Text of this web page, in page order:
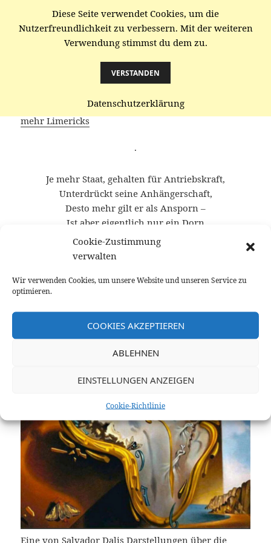
Cookie-Zustimmung
verwalten
Wir verwenden Cookies, um unsere Website und unseren Service zu
optimieren.
COOKIES AKZEPTIEREN
ABLEHNEN
EINSTELLUNGEN ANZEIGEN
Cookie-Richtlinie
gaenze.de
Entbehrliches
mehr Limericks
·
Je mehr Staat, gehalten für Antriebskraft,
Unterdrückt seine Anhängerschaft,
Desto mehr gilt er als Ansporn –
Ist aber eigentlich nur ein Dorn
Im Fleisch der Gesellschaft
Nüchtern betrachtet gibt es viel Unsinn, der an uns
herangetragen wird, der kritisch hinterfragt werden
sollte. Schließlich frisst solcher unsere Lebenszeit.
Eine von Salvador Dalis Darstellungen über die
Diese Seite verwendet Cookies, um die
Nutzerfreundlichkeit zu verbessern. Mit der weiteren
Verwendung stimmst du dem zu.
VERSTANDEN
Datenschutzerklärung